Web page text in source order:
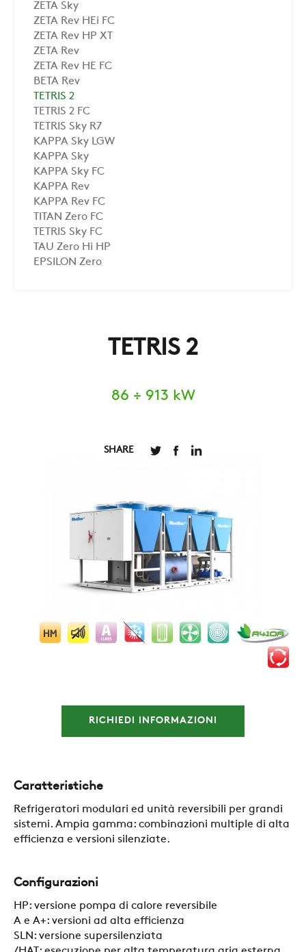
REFERENZE
ZETA Sky
ZETA Rev HEi FC
ZETA Rev HP XT
ZETA Rev
ZETA Rev HE FC
BETA Rev
TETRIS 2
TETRIS 2 FC
TETRIS Sky R7
KAPPA Sky LGW
KAPPA Sky
KAPPA Sky FC
KAPPA Rev
KAPPA Rev FC
TITAN Zero FC
TETRIS Sky FC
TAU Zero Hi HP
EPSILON Zero
TETRIS 2
86 ÷ 913 kW
SHARE
RICHIEDI INFORMAZIONI
Caratteristiche
Refrigeratori modulari ed unità reversibili per grandi
sistemi. Ampia gamma: combinazioni multiple di alta
efficienza e versioni silenziate.
Configurazioni
HP: versione pompa di calore reversibile
A e A+: versioni ad alta efficienza
SLN: versione supersilenziata